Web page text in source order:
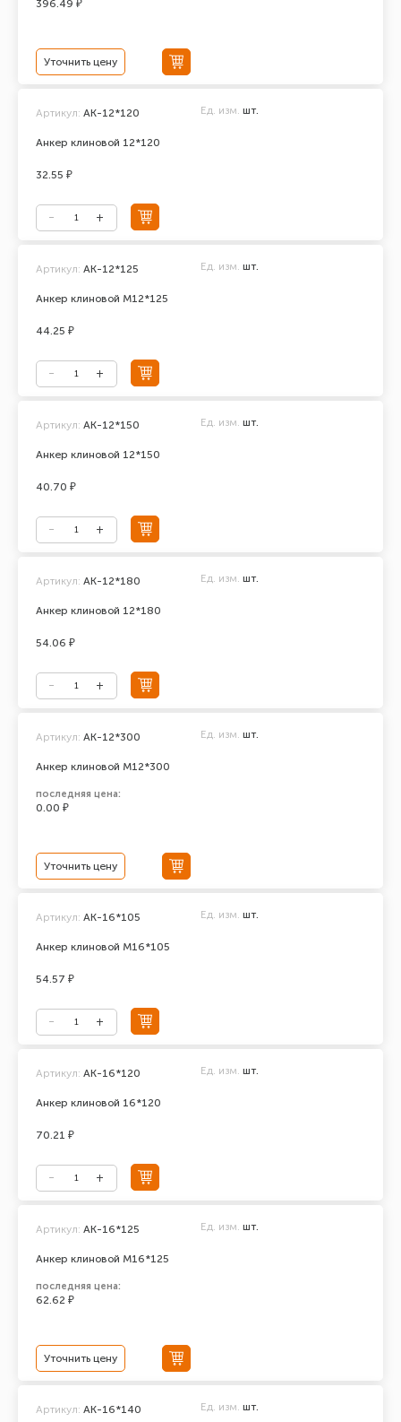
396.49 ₽
Уточнить цену
Анкер клиновой 12*120
Артикул: АК-12*120 Ед. изм. шт.
32.55 ₽
Анкер клиновой М12*125
Артикул: АК-12*125 Ед. изм. шт.
44.25 ₽
Анкер клиновой 12*150
Артикул: АК-12*150 Ед. изм. шт.
40.70 ₽
Анкер клиновой 12*180
Артикул: АК-12*180 Ед. изм. шт.
54.06 ₽
Анкер клиновой М12*300
Артикул: AK-12*300 Ед. изм. шт.
последняя цена:
0.00 ₽
Уточнить цену
Анкер клиновой М16*105
Артикул: АК-16*105 Ед. изм. шт.
54.57 ₽
Анкер клиновой 16*120
Артикул: АК-16*120 Ед. изм. шт.
70.21 ₽
Анкер клиновой М16*125
Артикул: AK-16*125 Ед. изм. шт.
последняя цена:
62.62 ₽
Уточнить цену
Артикул: АК-16*140 Ед. изм. шт.